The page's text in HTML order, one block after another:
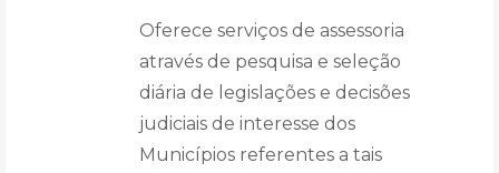
Oferece serviços de assessoria
através de pesquisa e seleção
diária de legislações e decisões
judiciais de interesse dos
Municípios referentes a tais